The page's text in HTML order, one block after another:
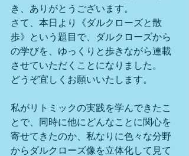
き、ありがとうございます。
さて、本日より《ダルクローズと散
歩》という題目で、ダルクローズから
の学びを、ゆっくりと歩きながら連載
させていただくことになりました。
どうぞ宜しくお願いいたします。
私がリトミックの実践を学んできたこ
とで、同時に他にどんなことに関心を
寄せてきたのか、私なりに色々な分野
からダルクローズ像を立体化して見て